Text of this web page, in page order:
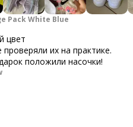
Pack White Blue
цвет
их на практике.
положили насочки!